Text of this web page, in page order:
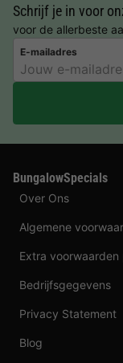
Schrijf je in voor
voor de allerbeste
E-mailadres
BungalowSpecials
Over Ons
Algemene
Extra voorwaarden
Bedrijfsgegevens
Privacy Statement
Blog